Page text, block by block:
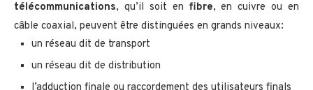
télécommunications, qu’il soit en fibre, en cuivre ou en
câble coaxial, peuvent être distinguées en grands niveaux:
un réseau dit de transport
un réseau dit de distribution